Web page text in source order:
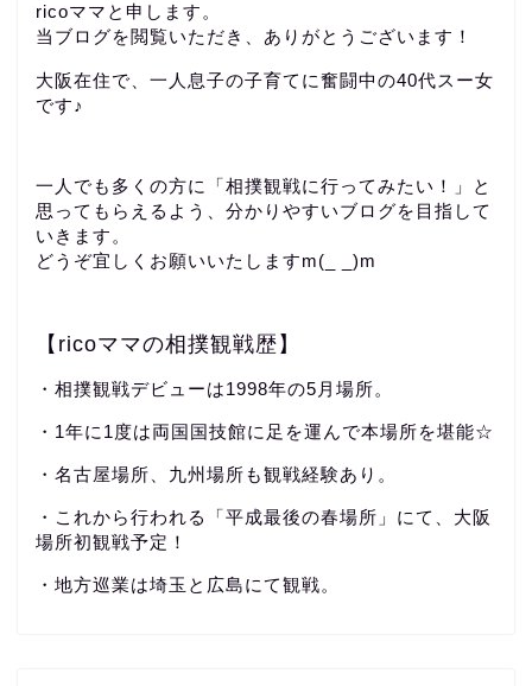
ricoママと申します。
当ブログを閲覧いただき、ありがとうございます！
大阪在住で、一人息子の子育てに奮闘中の40代スー女
です♪
一人でも多くの方に「相撲観戦に行ってみたい！」と
思ってもらえるよう、分かりやすいブログを目指して
いきます。
どうぞ宜しくお願いいたしますm(_ _)m
【ricoママの相撲観戦歴】
・相撲観戦デビューは1998年の5月場所。
・1年に1度は両国国技館に足を運んで本場所を堪能☆
・名古屋場所、九州場所も観戦経験あり。
・これから行われる「平成最後の春場所」にて、大阪
場所初観戦予定！
・地方巡業は埼玉と広島にて観戦。